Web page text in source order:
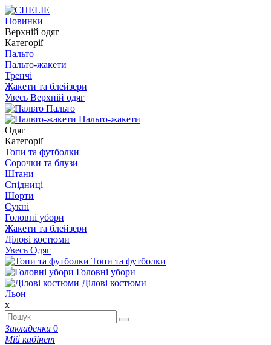
Новинки
Верхній одяг
Категорії
Пальто
Пальто-жакети
Тренчі
Жакети та блейзери
Увесь Верхній одяг
Пальто
Пальто-жакети
Одяг
Категорії
Топи та футболки
Сорочки та блузи
Штани
Спідниці
Шорти
Сукні
Головні убори
Жакети та блейзери
Ділові костюми
Увесь Одяг
Топи та футболки
Головні убори
Ділові костюми
Льон
x
Закладенки 0
Мій кабінет